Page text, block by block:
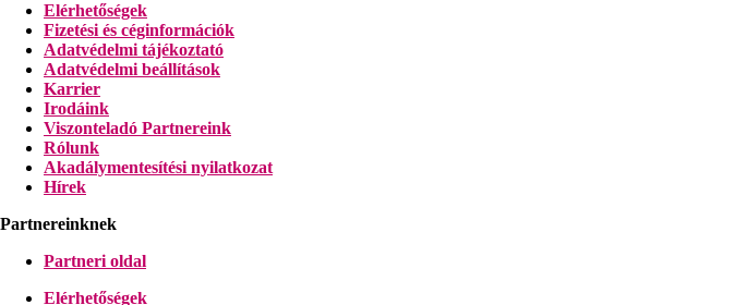
Elérhetőségek
Fizetési és céginformációk
Adatvédelmi tájékoztató
Adatvédelmi beállítások
Karrier
Irodáink
Viszonteladó Partnereink
Rólunk
Akadálymentesítési nyilatkozat
Hírek
Partnereinknek
Partneri oldal
Elérhetőségek